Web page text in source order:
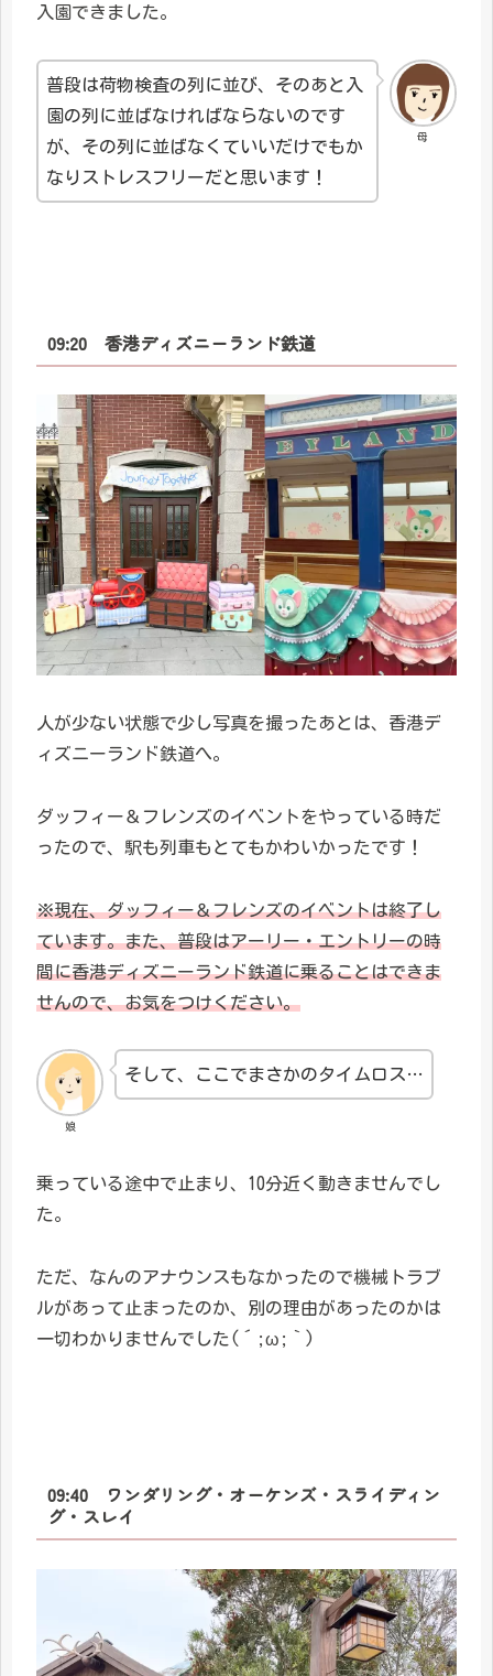
入園できました。
母
普段は荷物検査の列に並び、そのあと入
園の列に並ばなければならないのです
が、その列に並ばなくていいだけでもか
なりストレスフリーだと思います！
09:20 香港ディズニーランド鉄道
人が少ない状態で少し写真を撮ったあとは、香港デ
ィズニーランド鉄道へ。
ダッフィー＆フレンズのイベントをやっている時だ
ったので、駅も列車もとてもかわいかったです！
※現在、ダッフィー＆フレンズのイベントは終了し
ています。また、普段はアーリー・エントリーの時
間に香港ディズニーランド鉄道に乗ることはできま
せんので、お気をつけください。
娘
そして、ここでまさかのタイムロス…
乗っている途中で止まり、10分近く動きませんでし
た。
ただ、なんのアナウンスもなかったので機械トラブ
ルがあって止まったのか、別の理由があったのかは
一切わかりませんでした(´;ω;｀)
09:40 ワンダリング・オーケンズ・スライディン
グ・スレイ